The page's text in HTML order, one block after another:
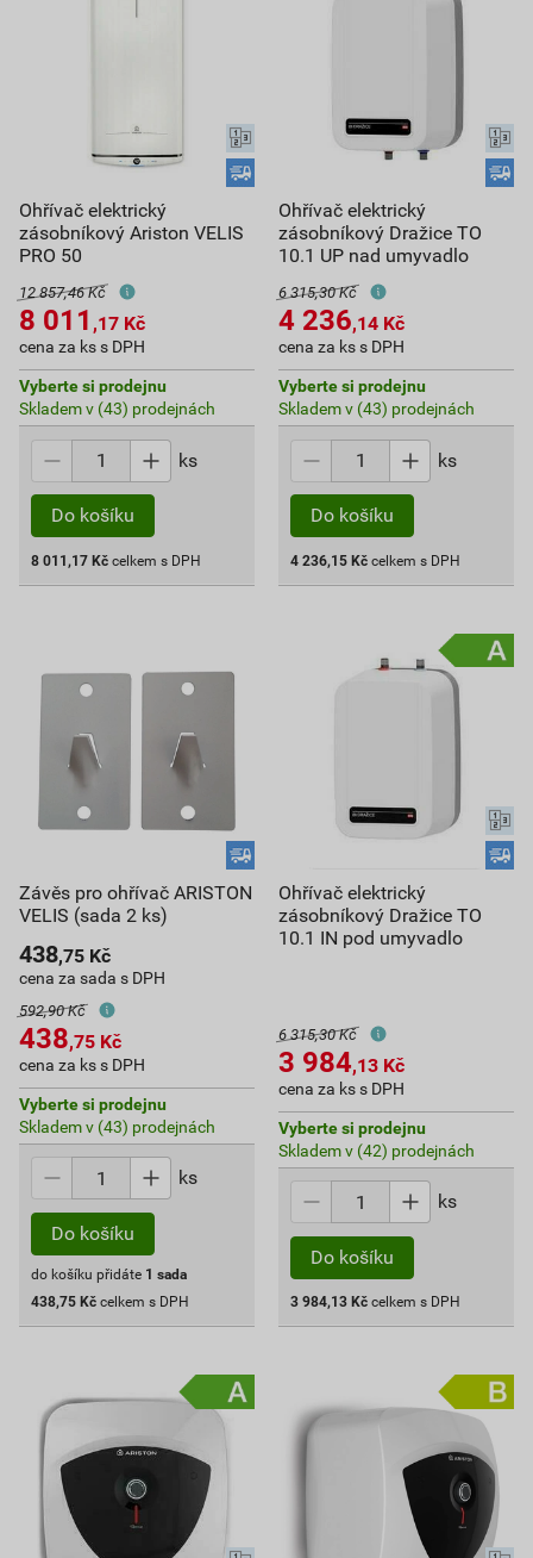
Ohřívač elektrický
zásobníkový Ariston VELIS
PRO 50
12 857,46 Kč
8 011 ,17 Kč
cena za ks s DPH
Vyberte si prodejnu
Skladem v (43) prodejnách
ks
Do košíku
8 011,17 Kč celkem s DPH
Ohřívač elektrický
zásobníkový Dražice TO
10.1 UP nad umyvadlo
6 315,30 Kč
4 236,14 Kč
cena za ks s DPH
Vyberte si prodejnu
Skladem v (43) prodejnách
ks
Do košíku
4 236,15 Kč celkem s DPH
Závěs pro ohřívač ARISTON
VELIS (sada 2 ks)
438,75 Kč
cena za sada s DPH
592,90 Kč
438,75 Kč
cena za ks s DPH
Vyberte si prodejnu
Skladem v (43) prodejnách
ks
Do košíku
do košíku přidáte 1 sada
438,75 Kč celkem s DPH
Ohřívač elektrický
zásobníkový Dražice TO
10.1 IN pod umyvadlo
6 315,30 Kč
3 984,13 Kč
cena za ks s DPH
Vyberte si prodejnu
Skladem v (42) prodejnách
ks
Do košíku
3 984,13 Kč celkem s DPH